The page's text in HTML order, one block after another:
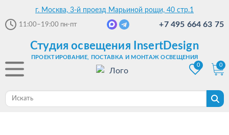
г. Москва, 3-й проезд Марьиной рощи, 40 стр.1
11:00–19:00 пн-пт +7 495 664 63 75
Студия освещения InsertDesign
ПРОЕКТИРОВАНИЕ, ПОСТАВКА И МОНТАЖ ОСВЕЩЕНИЯ
0
0